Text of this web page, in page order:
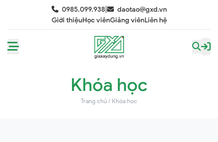
0985.099.938|
daotao@gxd.vn
Giới thiệuHọc viênGiảng viênLiên hệ
Khóa học
Trang chủ / Khóa học